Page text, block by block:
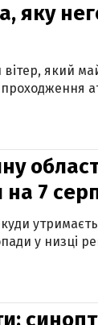
яку
вітер, який
проходження
на 7
у низці